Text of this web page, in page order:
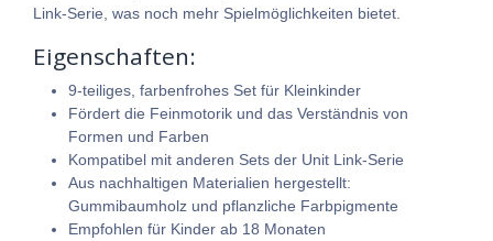
Link-Serie, was noch mehr Spielmöglichkeiten bietet.
Eigenschaften:
9-teiliges, farbenfrohes Set für Kleinkinder
Fördert die Feinmotorik und das Verständnis von
Formen und Farben
Kompatibel mit anderen Sets der Unit Link-Serie
Aus nachhaltigen Materialien hergestellt:
Gummibaumholz und pflanzliche Farbpigmente
Empfohlen für Kinder ab 18 Monaten